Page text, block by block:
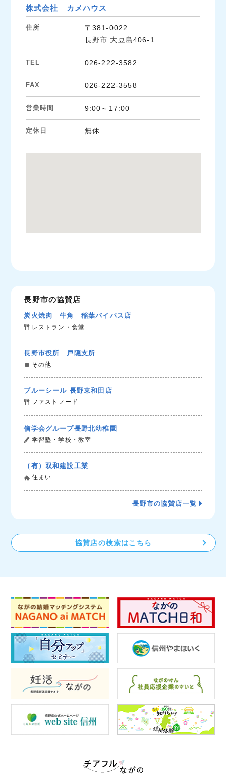
株式会社 カメハウス
住所
〒381-0022
長野市 大豆島406-1
TEL 026-222-3582
FAX 026-222-3558
営業時間 9:00～17:00
定休日 無休
長野市の協賛店
炭火焼肉 牛角 稲葉バイパス店
レストラン・食堂
長野市役所 戸隠支所
その他
ブルーシール 長野東和田店
ファストフード
信学会グループ長野北幼稚園
学習塾・学校・教室
（有）双和建設工業
住まい
長野市の協賛店一覧
協賛店の検索はこちら